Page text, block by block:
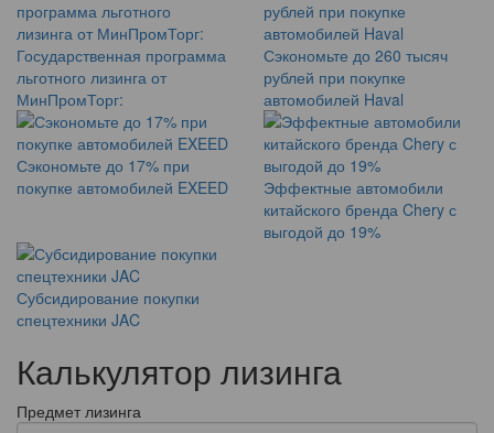
Государственная программа
льготного лизинга от
МинПромТорг:
Сэкономьте до 260 тысяч
рублей при покупке
автомобилей Haval
Сэкономьте до 17% при
покупке автомобилей EXEED
Эффектные автомобили
китайского бренда Chery с
выгодой до 19%
Субсидирование покупки
спецтехники JAC
Калькулятор лизинга
Предмет лизинга